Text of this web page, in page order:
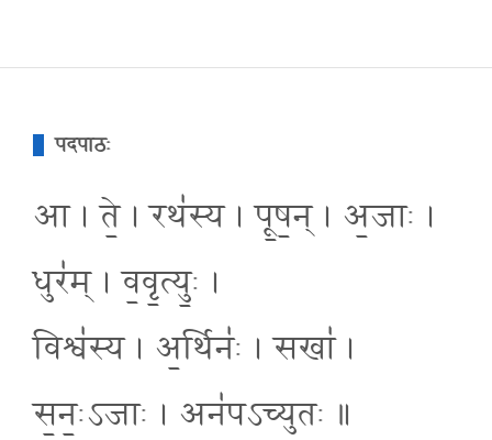
पदपाठः
आ । ते॒ । रथ॑स्य । पू॒ष॒न् । अ॒जाः ।
धुर॑म् । व॒वृ॒त्युः॒ ।
विश्व॑स्य । अ॒र्थिनः॑ । सखा॑ ।
स॒नः॒ऽजाः । अन॑पऽच्युतः ॥